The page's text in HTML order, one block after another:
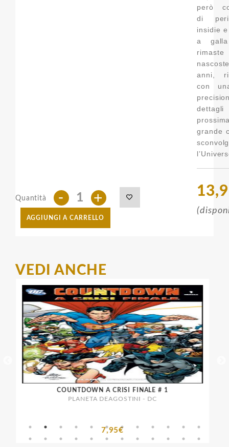
però
di
insidie
a
rimaste
anni,
con
grande
Quantità - +
AGGIUNGI A CARRELLO
VEDI ANCHE
COUNTDOWN A CRISI FINALE # 1
PLANETA DEAGOSTINI - DC
7,95€